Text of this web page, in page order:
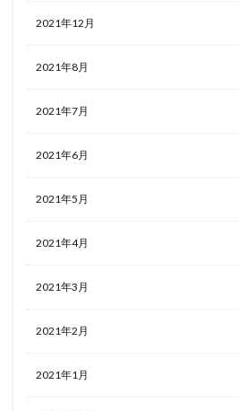
2021年12月
2021年8月
2021年7月
2021年6月
2021年5月
2021年4月
2021年3月
2021年2月
2021年1月